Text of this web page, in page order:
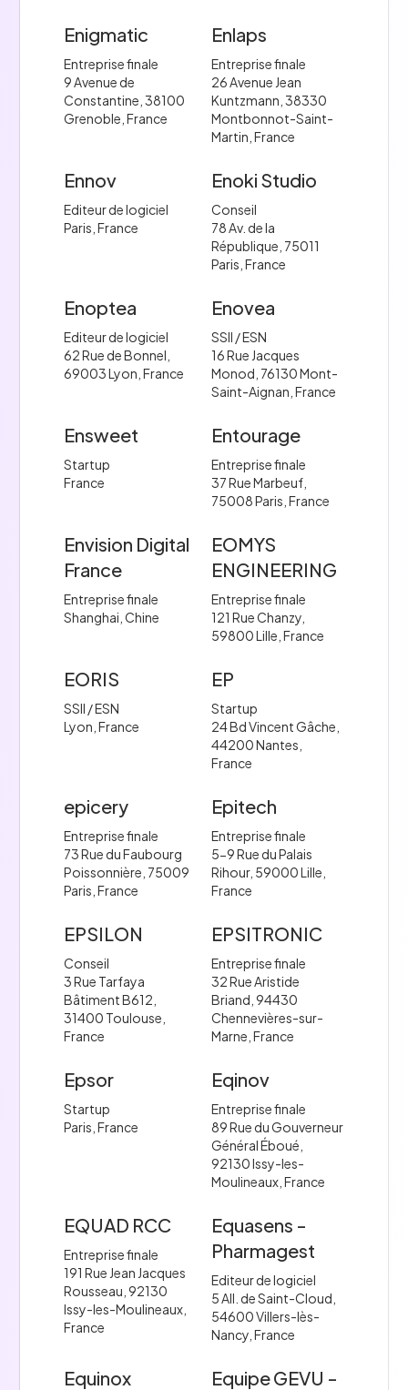
Enigmatic
Entreprise finale
9 Avenue de
Constantine, 38100
Grenoble, France
Enlaps
Entreprise finale
26 Avenue Jean
Kuntzmann, 38330
Montbonnot-Saint-
Martin, France
Ennov
Editeur de logiciel
Paris, France
Enoki Studio
Conseil
78 Av. de la
République, 75011
Paris, France
Enoptea
Editeur de logiciel
62 Rue de Bonnel,
69003 Lyon, France
Enovea
SSII / ESN
16 Rue Jacques
Monod, 76130 Mont-
Saint-Aignan, France
Ensweet
Startup
France
Entourage
Entreprise finale
37 Rue Marbeuf,
75008 Paris, France
Envision Digital
France
Entreprise finale
Shanghai, Chine
EOMYS
ENGINEERING
Entreprise finale
121 Rue Chanzy,
59800 Lille, France
EORIS
SSII / ESN
Lyon, France
EP
Startup
24 Bd Vincent Gâche,
44200 Nantes,
France
epicery
Entreprise finale
73 Rue du Faubourg
Poissonnière, 75009
Paris, France
Epitech
Entreprise finale
5-9 Rue du Palais
Rihour, 59000 Lille,
France
EPSILON
Conseil
3 Rue Tarfaya
Bâtiment B612,
31400 Toulouse,
France
EPSITRONIC
Entreprise finale
32 Rue Aristide
Briand, 94430
Chennevières-sur-
Marne, France
Epsor
Startup
Paris, France
Eqinov
Entreprise finale
89 Rue du Gouverneur
Général Éboué,
92130 Issy-les-
Moulineaux, France
EQUAD RCC
Entreprise finale
191 Rue Jean Jacques
Rousseau, 92130
Issy-les-Moulineaux,
France
Equasens -
Pharmagest
Editeur de logiciel
5 All. de Saint-Cloud,
54600 Villers-lès-
Nancy, France
Equinox
Equipe GEVU -